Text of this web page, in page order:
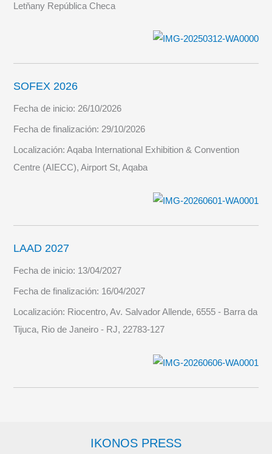
Letňany República Checa
SOFEX 2026
Fecha de inicio:26/10/2026
Fecha de finalización:29/10/2026
Localización:Aqaba International Exhibition & Convention
Centre (AIECC), Airport St, Aqaba
LAAD 2027
Fecha de inicio: 13/04/2027
Fecha de finalización: 16/04/2027
Localización: Riocentro, Av. Salvador Allende, 6555 - Barra da
Tijuca, Rio de Janeiro - RJ, 22783-127
IKONOS PRESS